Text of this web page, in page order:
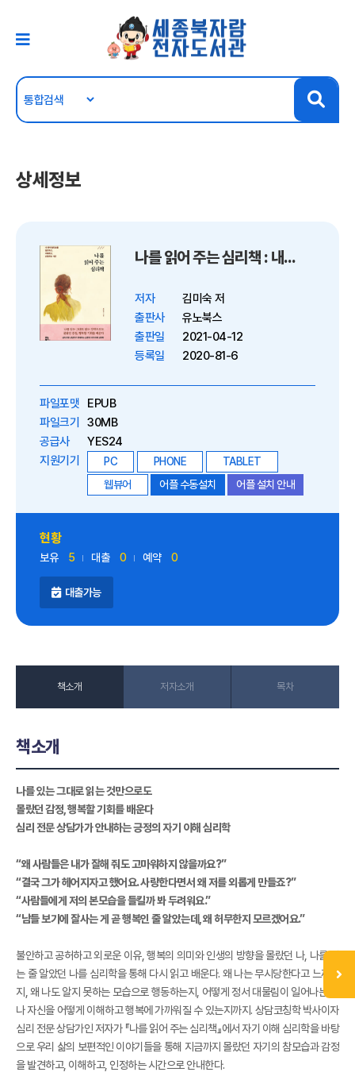
상세정보
나를 읽어 주는 심리책 : 내 안의 참모습을 발견하고, 이해하고, 인정하는 시간
저자
김미숙 저
출판사
유노북스
출판일
2021-04-12
등록일
2020-81-6
파일포맷
EPUB
파일크기
30MB
공급사
YES24
지원기기
PC PHONE
TABLET
웹뷰어
어플 수동설치 어플 설치 안내
현황
보유 5 대출 0 예약 0
대출가능
책소개 저자소개 목차
책소개
나를 있는 그대로 읽는 것만으로도
몰랐던 감정, 행복할 기회를 배운다
심리 전문 상담가가 안내하는 긍정의 자기 이해 심리학
“왜 사람들은 내가 잘해 줘도 고마워하지 않을까요?”
“결국 그가 헤어지자고 했어요. 사랑한다면서 왜 저를 외롭게 만들죠?”
“사람들에게 저의 본모습을 들킬까 봐 두려워요.”
“남들 보기에 잘사는 게 곧 행복인 줄 알았는데, 왜 허무한지 모르겠어요.”
불안하고 공허하고 외로운 이유, 행복의 의미와 인생의 방향을 몰랐던 나, 나를 아
는 줄 알았던 나를 심리학을 통해 다시 읽고 배운다. 왜 나는 무시당한다고 느끼는
지, 왜 나도 알지 못하는 모습으로 행동하는지, 어떻게 정서 대물림이 일어나는지,
나 자신을 어떻게 이해하고 행복에 가까워질 수 있는지까지. 상담코칭학 박사이자
심리 전문 상담가인 저자가 『나를 읽어 주는 심리책』에서 자기 이해 심리학을 바탕
으로 우리 삶의 보편적인 이야기들을 통해 지금까지 몰랐던 자기의 참모습과 감정
을 발견하고, 이해하고, 인정하는 시간으로 안내한다.